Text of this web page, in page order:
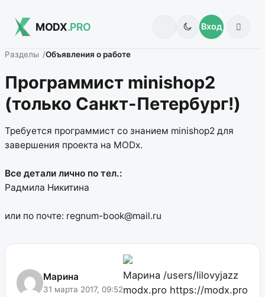
MODX.PRO Вход
Разделы Объявления о работе
Программист minishop2
(только Санкт-Петербург!)
Требуется программист со знанием minishop2 для
завершения проекта на MODx.
Все детали лично по тел.:
Радмила Никитина
или по почте: regnum-book@mail.ru
Марина
31 марта 2017, 09:52
Марина /users/lilovyjazz
modx.pro https://modx.pro